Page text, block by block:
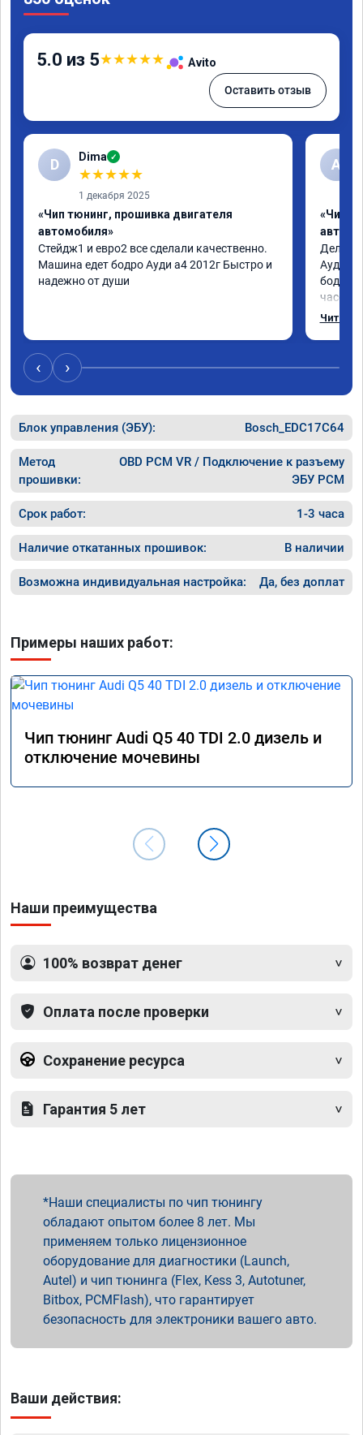
5.0 из 5★★★★★ Avito
Оставить отзыв
D Dima ✓
★★★★★
1 декабря 2025
«Чип тюнинг, прошивка двигателя
автомобиля»
Стейдж1 и евро2 все сделали качественно.
Машина едет бодро Ауди а4 2012г Быстро и
надежно от души
А
«Чип
Делал
как
Читать
‹ ›
Блок управления (ЭБУ): Bosch_EDC17C64
Метод
прошивки:
OBD PCM VR / Подключение к разъему
ЭБУ PCM
Срок работ: 1-3 часа
Наличие откатанных прошивок: В наличии
Возможна индивидуальная настройка: Да, без доплат
Примеры наших работ:
Чип тюнинг Audi Q5 40 TDI 2.0 дизель и
отключение мочевины
Наши преимущества
100% возврат денег
Оплата после проверки
Сохранение ресурса
Гарантия 5 лет
Наши специалисты по чип тюнингу
обладают опытом более 8 лет. Мы
применяем только лицензионное
оборудование для диагностики (Launch,
Autel) и чип тюнинга (Flex, Kess 3, Autotuner,
Bitbox, PCMFlash), что гарантирует
безопасность для электроники вашего авто.
Ваши действия: